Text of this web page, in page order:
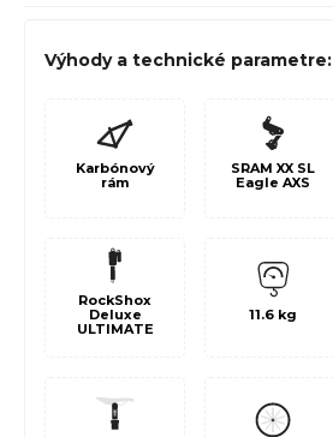
Výhody a technické parametre:
Karbónový
rám
SRAM XX SL
Eagle AXS
RockShox
Deluxe
ULTIMATE
11.6 kg